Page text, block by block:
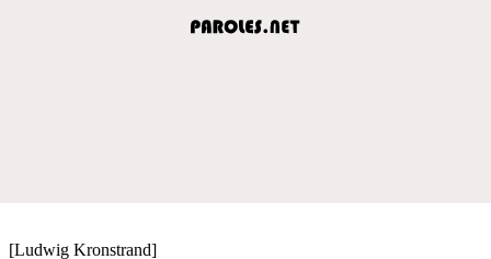
[Ludwig Kronstrand]